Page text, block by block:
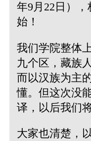
年9月22日）
始！
我们学院整体
九个区，藏族
而以汉族为主
懂。但这次没
译，以后我们
大家也清楚，